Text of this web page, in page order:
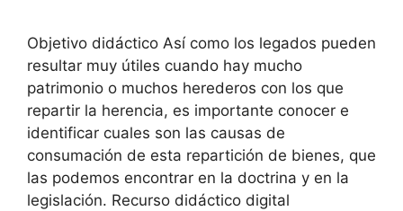
Objetivo didáctico Así como los legados pueden
resultar muy útiles cuando hay mucho
patrimonio o muchos herederos con los que
repartir la herencia, es importante conocer e
identificar cuales son las causas de
consumación de esta repartición de bienes, que
las podemos encontrar en la doctrina y en la
legislación. Recurso didáctico digital